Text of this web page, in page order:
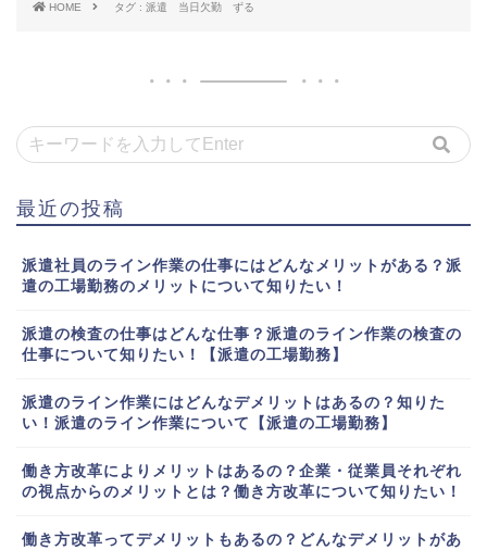
HOME タグ : 派遣 当日欠勤 ずる
最近の投稿
派遣社員のライン作業の仕事にはどんなメリットがある？派
遣の工場勤務のメリットについて知りたい！
派遣の検査の仕事はどんな仕事？派遣のライン作業の検査の
仕事について知りたい！【派遣の工場勤務】
派遣のライン作業にはどんなデメリットはあるの？知りた
い！派遣のライン作業について【派遣の工場勤務】
働き方改革によりメリットはあるの？企業・従業員それぞれ
の視点からのメリットとは？働き方改革について知りたい！
働き方改革ってデメリットもあるの？どんなデメリットがあ